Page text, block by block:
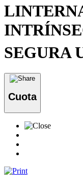
SEGURA
Cuota